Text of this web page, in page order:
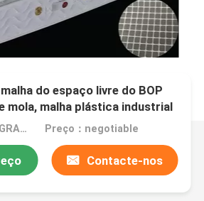
do espaço livre do BOP
mola, malha plástica industrial
MOQ：1000 QUILOGRAMAS Preço：negotiable
Contacte-nos